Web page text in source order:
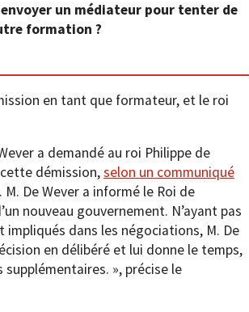
un médiateur pour tenter de
formation ?
en tant que formateur, et le roi
a demandé au roi Philippe de
démission,selon un communiqué
De Wever a informé le Roi de
nouveau gouvernement. N’ayant pas
dans les négociations, M. De
en délibéré et lui donne le temps,
», précise le